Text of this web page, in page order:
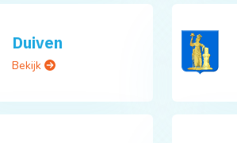
Duiven
Bekijk